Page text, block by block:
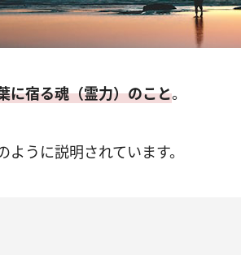
に宿る魂（霊力）のこと。
ように説明されています。